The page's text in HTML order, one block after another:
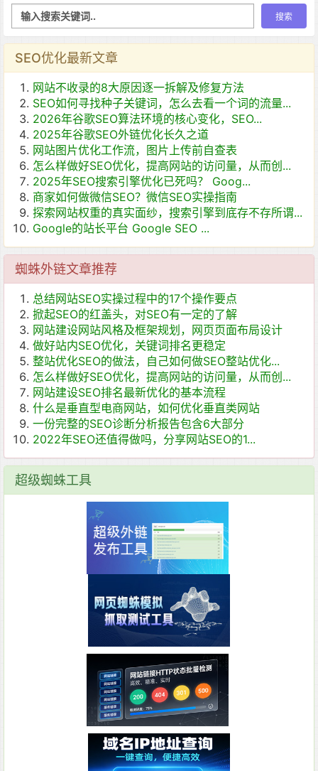
SEO优化最新文章
网站不收录的8大原因逐一拆解及修复方法
SEO如何寻找种子关键词，怎么去看一个词的流量...
2026年谷歌SEO算法环境的核心变化，SEO...
2025年谷歌SEO外链优化长久之道
网站图片优化工作流，图片上传前自查表
怎么样做好SEO优化，提高网站的访问量，从而创...
2025年SEO搜索引擎优化已死吗？ Goog...
商家如何做微信SEO？微信SEO实操指南
探索网站权重的真实面纱，搜索引擎到底存不存所谓...
Google的站长平台 Google SEO ...
蜘蛛外链文章推荐
总结网站SEO实操过程中的17个操作要点
掀起SEO的红盖头，对SEO有一定的了解
网站建设网站风格及框架规划，网页页面布局设计
做好站内SEO优化，关键词排名更稳定
整站优化SEO的做法，自己如何做SEO整站优化...
怎么样做好SEO优化，提高网站的访问量，从而创...
网站建设SEO排名最新优化的基本流程
什么是垂直型电商网站，如何优化垂直类网站
一份完整的SEO诊断分析报告包含6大部分
2022年SEO还值得做吗，分享网站SEO的1...
超级蜘蛛工具